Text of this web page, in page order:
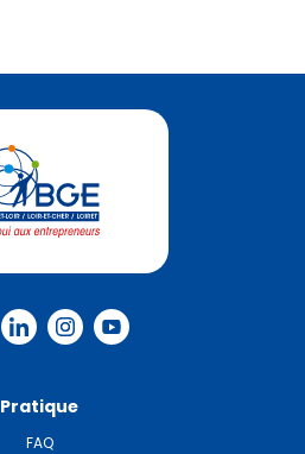
Pratique
FAQ